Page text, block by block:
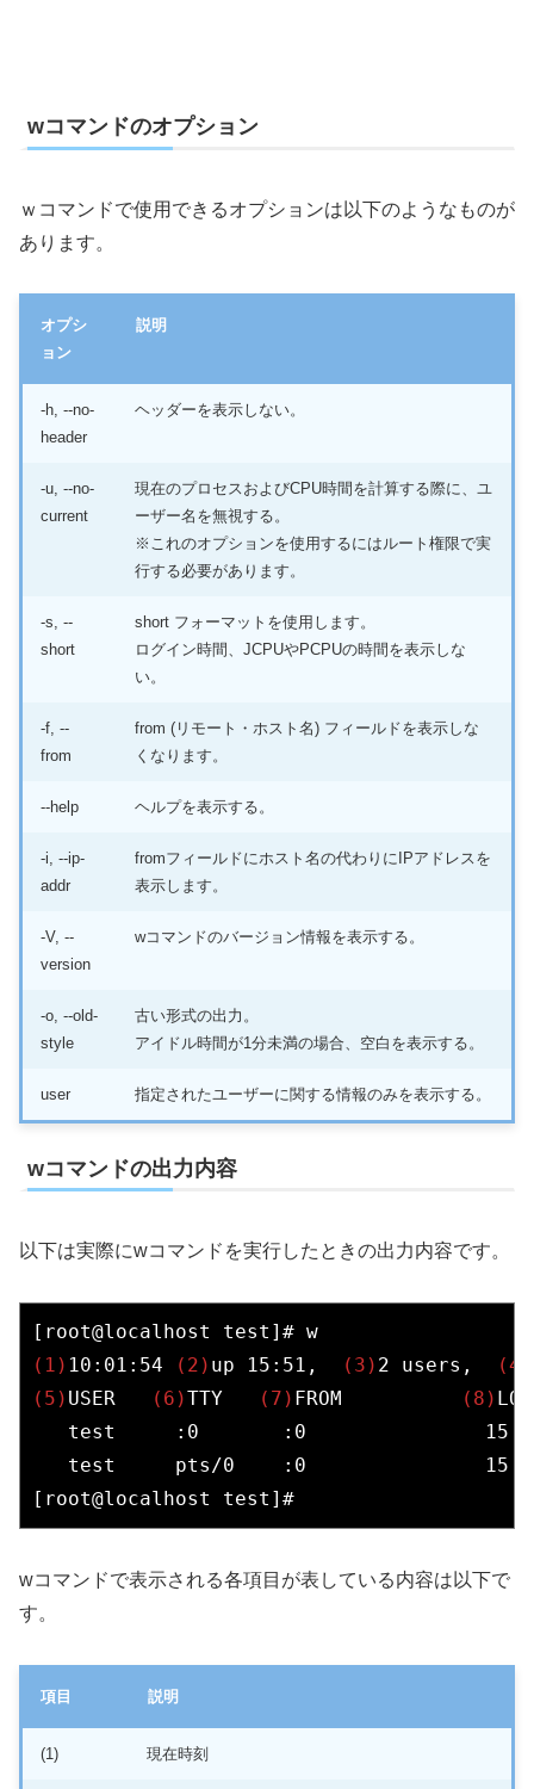
wコマンドのオプション
ｗコマンドで使用できるオプションは以下のようなものが
あります。
オプシ
ョン
説明
-h, --no-
header
ヘッダーを表示しない。
-u, --no-
current
現在のプロセスおよびCPU時間を計算する際に、ユ
ーザー名を無視する。
※これのオプションを使用するにはルート権限で実
行する必要があります。
-s, --
short
short フォーマットを使用します。
ログイン時間、JCPUやPCPUの時間を表示しな
い。
-f, --
from
from (リモート・ホスト名) フィールドを表示しな
くなります。
--help ヘルプを表示する。
-i, --ip-
addr
fromフィールドにホスト名の代わりにIPアドレスを
表示します。
-V, --
version
wコマンドのバージョン情報を表示する。
-o, --old-
style
古い形式の出力。
アイドル時間が1分未満の場合、空白を表示する。
user 指定されたユーザーに関する情報のみを表示する。
wコマンドの出力内容
以下は実際にwコマンドを実行したときの出力内容です。
(1) 10:01:54 (2) up 15:51, (3) 2 users,
(4)
(5) USER (6)TTY (7) FROM (8)
test     :0       :0               15
test     pts/0    :0               15
[root@localhost test]#
wコマンドで表示される各項目が表している内容は以下で
す。
項目 説明
(1) 現在時刻